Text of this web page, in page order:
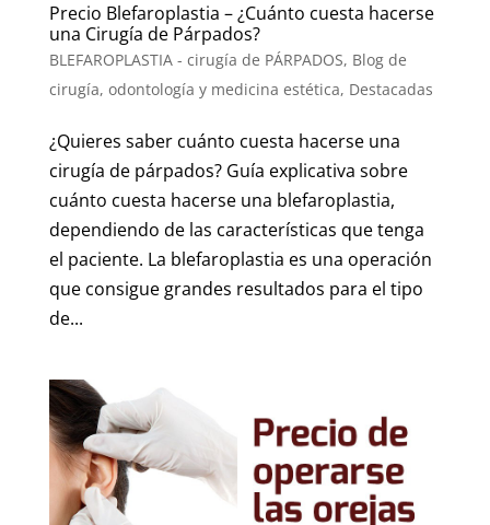
Precio Blefaroplastia – ¿Cuánto cuesta hacerse
una Cirugía de Párpados?
BLEFAROPLASTIA - cirugía de PÁRPADOS, Blog de
cirugía, odontología y medicina estética, Destacadas
¿Quieres saber cuánto cuesta hacerse una
cirugía de párpados? Guía explicativa sobre
cuánto cuesta hacerse una blefaroplastia,
dependiendo de las características que tenga
el paciente. La blefaroplastia es una operación
que consigue grandes resultados para el tipo
de...